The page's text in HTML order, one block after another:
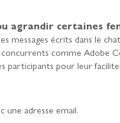
agrandir certaines
messages écrits dans le
comme Adobe
participants pour leur
une adresse email.